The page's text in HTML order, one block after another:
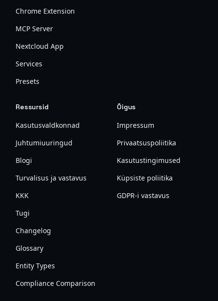
Chrome Extension
MCP Server
Nextcloud App
Services
Presets
Ressursid
Kasutusvaldkonnad
Juhtumiuuringud
Blogi
Turvalisus ja vastavus
KKK
Tugi
Changelog
Glossary
Entity Types
Compliance Comparison
Õigus
Impressum
Privaatsuspoliitika
Kasutustingimused
Küpsiste poliitika
GDPR-i vastavus